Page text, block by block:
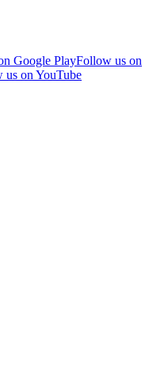
Google PlayFollow us on
us on YouTube